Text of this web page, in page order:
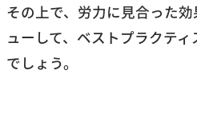
その上で、労力に見合った
ューして、ベストプラクテ
でしょう。